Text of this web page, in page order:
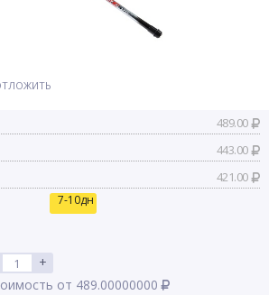
489.00
443.00
421.00
7-10дн
+
от 489.00000000